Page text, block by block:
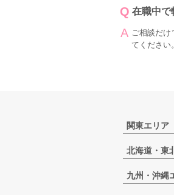
在職中で
ご相談だけ
てください。
関東エリア
北海道・東
九州・沖縄